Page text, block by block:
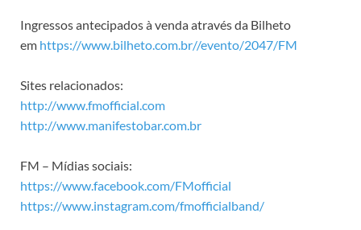
Ingressos antecipados à venda através da Bilheto
em https://www.bilheto.com.br//evento/2047/FM
Sites relacionados:
http://www.fmofficial.com
http://www.manifestobar.com.br
FM – Mídias sociais:
https://www.facebook.com/FMofficial
https://www.instagram.com/fmofficialband/